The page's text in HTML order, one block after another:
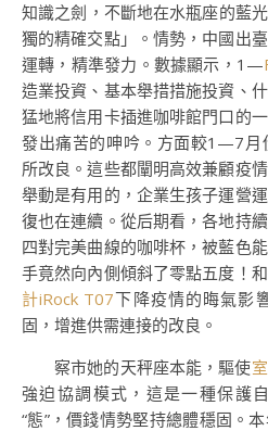
知識之劍，不斷地在水瓶座的藍光
獨的精確交點」。情勢，中國出
運轉，精準發力。數據顯示，1—
造業投資、基本舉措措施投資、
猛地將信用卡插進咖啡館門口的
發出痛苦的呻吟。方面較1—7月
所改良。這些都闡明高效兼顧疫
舉動是有用的，企業生孩子運營
復也在連續。從后期看，各地持
四對完美曲線的咖啡杯，被藍色
手竟然向內側傾斜了零點五度！
計iRock T07下降疫情的晦氣影
固，增進供需連接的改良。
察市她的天秤座本能，驅使
強迫協調模式，這是一種保護
“態”，價錢情勢堅持總體穩固。